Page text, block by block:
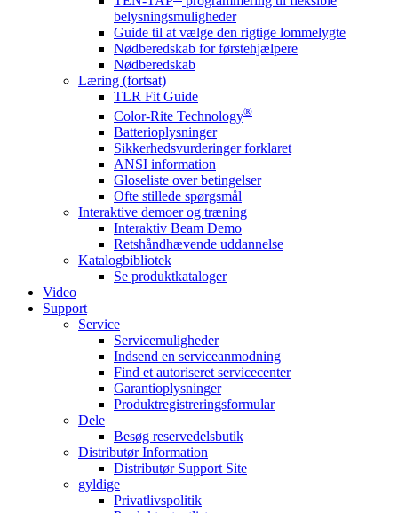
belysningsmuligheder
Guide til at vælge den rigtige lommelygte
Nødberedskab for førstehjælpere
Nødberedskab
Læring (fortsat)
TLR Fit Guide
Color-Rite Technology®
Batterioplysninger
Sikkerhedsvurderinger forklaret
ANSI information
Gloseliste over betingelser
Ofte stillede spørgsmål
Interaktive demoer og træning
Interaktiv Beam Demo
Retshåndhævende uddannelse
Katalogbibliotek
Se produktkataloger
Video
Support
Service
Servicemuligheder
Indsend en serviceanmodning
Find et autoriseret servicecenter
Garantioplysninger
Produktregistreringsformular
Dele
Besøg reservedelsbutik
Distributør Information
Distributør Support Site
gyldige
Privatlivspolitik